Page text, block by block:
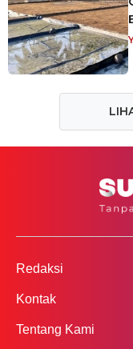
Redaksi
Kontak
Tentang Kami